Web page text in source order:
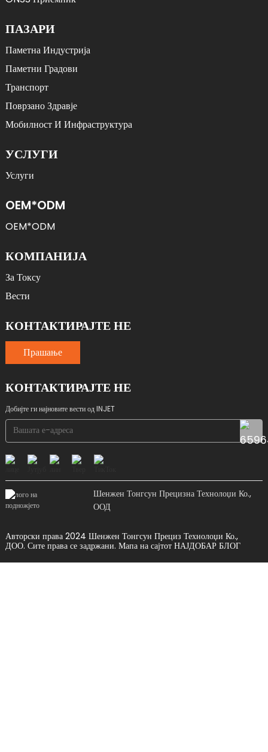
ПАЗАРИ
Паметна Индустрија
Паметни Градови
Транспорт
Поврзано Здравје
Мобилност И Инфраструктура
УСЛУГИ
Услуги
OEM*ODM
OEM*ODM
КОМПАНИЈА
За Токсу
Вести
КОНТАКТИРАЈТЕ НЕ
Прашање
КОНТАКТИРАЈТЕ НЕ
Добијте ги најновите вести од INJET
Шенжен Тонгсун Прецизна Технолоџи Ко.,
ООД
Авторски права 2024 Шенжен Тонгсун Прециз Технолоџи Ко.,
ДОО. Сите права се задржани. Мапа на сајтот НАЈДОБАР БЛОГ